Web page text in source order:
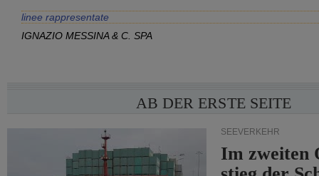
linee rappresentate
IGNAZIO MESSINA & C. SPA
AB DER ERSTE SEITE
SEEVERKEHR
Im zweiten